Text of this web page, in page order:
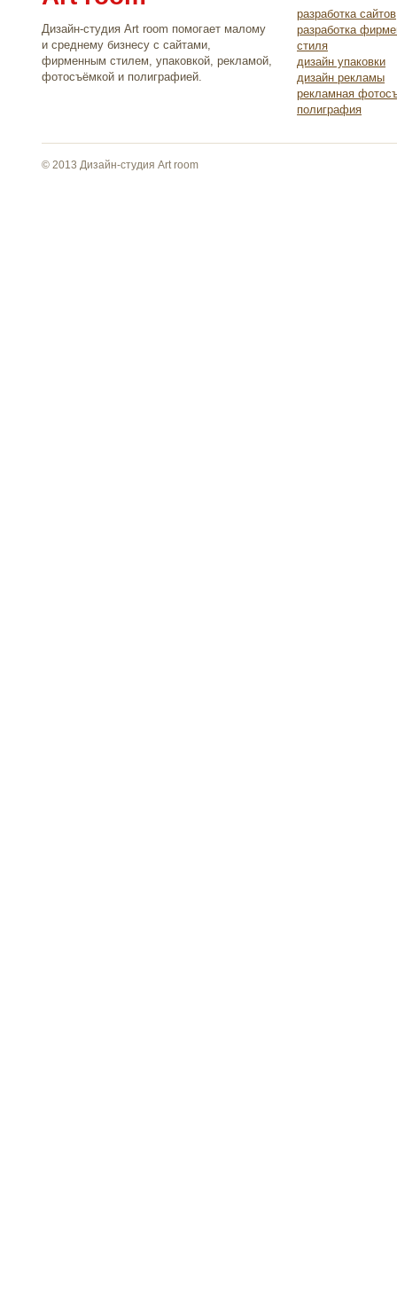
Дизайн-студия Art room помогает малому
и среднему бизнесу с сайтами,
фирменным стилем, упаковкой, рекламой,
фотосъёмкой и полиграфией.
разработка сайтов
разработка
стиля
дизайн упаковки
дизайн рекламы
рекламная
полиграфия
© 2013 Дизайн-студия Art room